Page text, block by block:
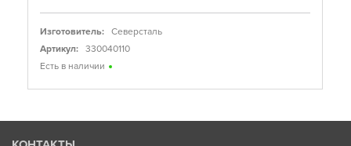
Изготовитель:
Северсталь
Артикул:
330040110
Есть в наличии